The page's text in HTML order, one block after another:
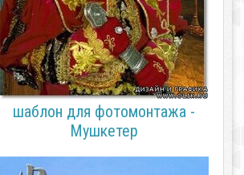
шаблон для фотомонтажа -
Мушкетер